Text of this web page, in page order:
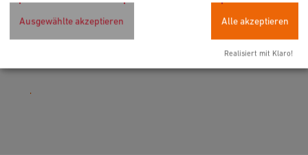
92318 Neumarkt i.d.OPf.
Ausgewählte akzeptieren Alle akzeptieren
Realisiert mit Klaro!